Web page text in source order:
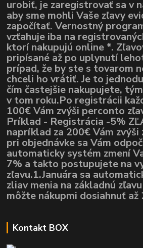
urobiť, je zaregistrovať sa v
aby sme mohli Vaše zľavy
započítať. Vernostný
vzťahuje iba na
ktorí nakupujú online *.
pripísané až po uplynutí
prípad, že by ste s tovarom
chceli ho vrátiť. Je to
čím častejšie nakupujete,
v tom roku.Po registrácii
100€ Vám zvýši perconto
Príklad - Registrácia -5%
napríklad za 200€ Vám zvýši
pri objednávke sa Vám
automaticky systém zmení
7% a takto postupujete na
zľavu.1.Januára sa
zliav menia na základnú
môžte nákupmi dosiahnuť až
Kontakt BOX